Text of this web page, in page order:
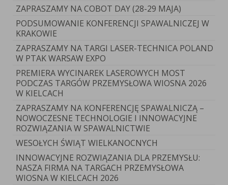
ZAPRASZAMY NA COBOT DAY (28-29 MAJA)
PODSUMOWANIE KONFERENCJI SPAWALNICZEJ W
KRAKOWIE
ZAPRASZAMY NA TARGI LASER-TECHNICA POLAND
W PTAK WARSAW EXPO
PREMIERA WYCINAREK LASEROWYCH MOST
PODCZAS TARGÓW PRZEMYSŁOWA WIOSNA 2026
W KIELCACH
ZAPRASZAMY NA KONFERENCJĘ SPAWALNICZĄ –
NOWOCZESNE TECHNOLOGIE I INNOWACYJNE
ROZWIĄZANIA W SPAWALNICTWIE
WESOŁYCH ŚWIĄT WIELKANOCNYCH
INNOWACYJNE ROZWIĄZANIA DLA PRZEMYSŁU:
NASZA FIRMA NA TARGACH PRZEMYSŁOWA
WIOSNA W KIELCACH 2026